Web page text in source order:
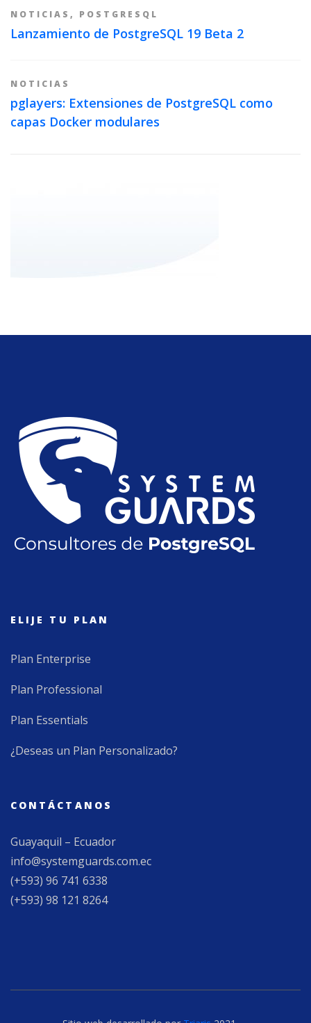
NOTICIAS , POSTGRESQL
Lanzamiento de PostgreSQL 19 Beta 2
NOTICIAS
pglayers: Extensiones de PostgreSQL como
capas Docker modulares
ELIJE TU PLAN
Plan Enterprise
Plan Professional
Plan Essentials
¿Deseas un Plan Personalizado?
CONTÁCTANOS
Guayaquil – Ecuador
info@systemguards.com.ec
(+593) 96 741 6338
(+593) 98 121 8264